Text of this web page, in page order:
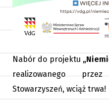
Nabór do projektu
realizowanego
Stowarzyszeń, wciąż trwa!